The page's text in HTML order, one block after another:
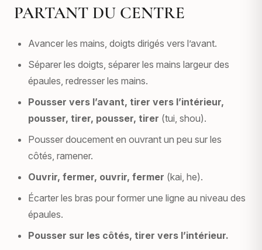
PARTANT DU CENTRE
Avancer les mains, doigts dirigés vers l’avant.
Séparer les doigts, séparer les mains largeur des
épaules, redresser les mains.
Pousser vers l’avant, tirer vers l’intérieur,
pousser, tirer, pousser, tirer (tui, shou).
Pousser doucement en ouvrant un peu sur les
côtés, ramener.
Ouvrir, fermer, ouvrir, fermer (kai, he).
Écarter les bras pour former une ligne au niveau des
épaules.
Pousser sur les côtés, tirer vers l’intérieur.